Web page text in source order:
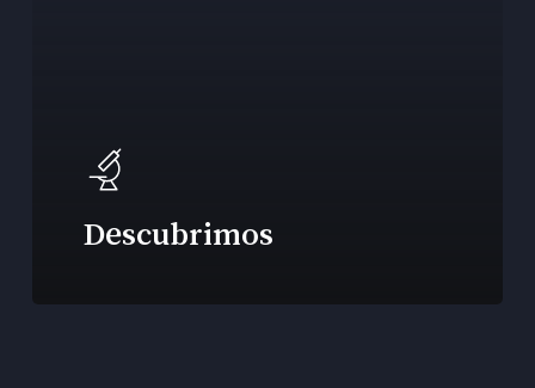
Descubrimos